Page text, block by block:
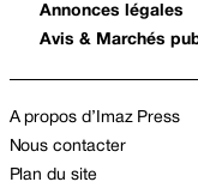
Annonces légales
Avis & Marchés
A propos d’Imaz Press
Nous contacter
Plan du site